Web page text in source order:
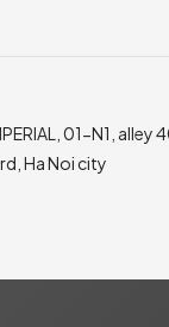
01-N1, alley
Ha Noi city